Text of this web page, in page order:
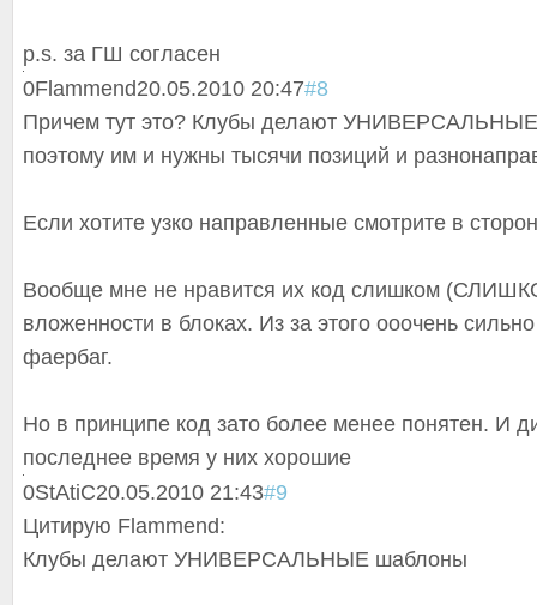
p.s. за ГШ согласен
0Flammend20.05.2010 20:47#8
Причем тут это? Клубы делают
поэтому им и нужны тысячи позиций и
Если хотите узко направленные смотрите в
Вообще мне не нравится их код слишком
вложенности в блоках. Из за этого ооочень
фаербаг.
Но в принципе код зато более менее понятен. И
последнее время у них хорошие
0StAtiC20.05.2010 21:43#9
Цитирую Flammend:
Клубы делают УНИВЕРСАЛЬНЫЕ шаблоны